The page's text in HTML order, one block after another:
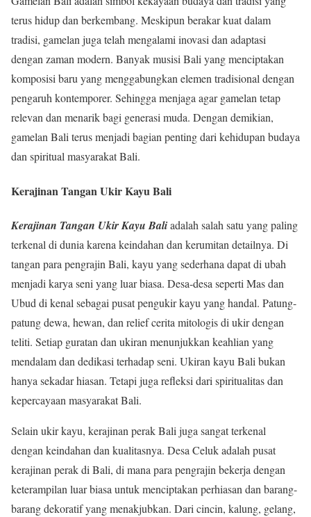
terus hidup dan berkembang. Meskipun berakar kuat dalam
tradisi, gamelan juga telah mengalami inovasi dan adaptasi
dengan zaman modern. Banyak musisi Bali yang menciptakan
komposisi baru yang menggabungkan elemen tradisional dengan
pengaruh kontemporer. Sehingga menjaga agar gamelan tetap
relevan dan menarik bagi generasi muda. Dengan demikian,
gamelan Bali terus menjadi bagian penting dari kehidupan budaya
dan spiritual masyarakat Bali.
Kerajinan Tangan Ukir Kayu Bali
Kerajinan Tangan Ukir Kayu Baliadalah salah satu yang paling
terkenal di dunia karena keindahan dan kerumitan detailnya. Di
tangan para pengrajin Bali, kayu yang sederhana dapat di ubah
menjadi karya seni yang luar biasa. Desa-desa seperti Mas dan
Ubud di kenal sebagai pusat pengukir kayu yang handal. Patung-
patung dewa, hewan, dan relief cerita mitologis di ukir dengan
teliti. Setiap guratan dan ukiran menunjukkan keahlian yang
mendalam dan dedikasi terhadap seni. Ukiran kayu Bali bukan
hanya sekadar hiasan. Tetapi juga refleksi dari spiritualitas dan
kepercayaan masyarakat Bali.
Selain ukir kayu, kerajinan perak Bali juga sangat terkenal
dengan keindahan dan kualitasnya. Desa Celuk adalah pusat
kerajinan perak di Bali, di mana para pengrajin bekerja dengan
keterampilan luar biasa untuk menciptakan perhiasan dan barang-
barang dekoratif yang menakjubkan. Dari cincin, kalung, gelang,